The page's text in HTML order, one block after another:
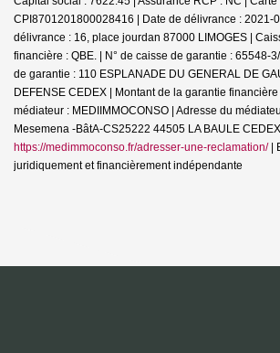
CPI8701201800028416 | Date de délivrance : 2021-
délivrance : 16, place jourdan 87000 LIMOGES |
financière : QBE. | N° de caisse de garantie : 65548-
de garantie : 110 ESPLANADE DU GENERAL DE
DEFENSE CEDEX | Montant de la garantie
médiateur : MEDIIMMOCONSO | Adresse du
Mesemena -BâtA-CS25222 44505 LA BAULE
https://medimmoconso.fr/adresser-une-reclamation/|
juridiquement et financièrement indépendante